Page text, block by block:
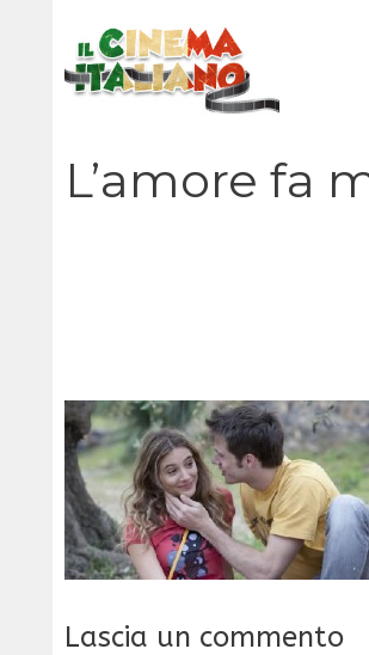
contenuto
L’amore fa
Lascia un commento